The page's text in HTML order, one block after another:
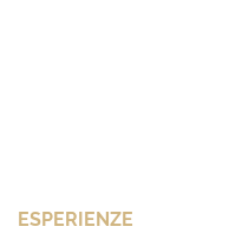
ESPERIENZE